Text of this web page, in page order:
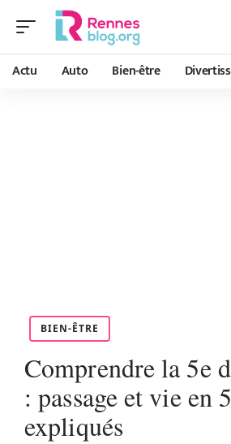
Actu Auto Bien-être
BIEN-ÊTRE
Comprendre la 5e
: passage et vie en
expliqués